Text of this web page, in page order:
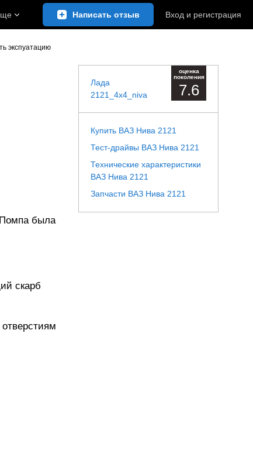
Написать отзыв Вход и регистрация
экспуатацию
Помпа была
скарб
Лада
2121_4x4_niva
оценка
поколения
7.6
Купить ВАЗ Нива 2121
Тест-драйвы ВАЗ Нива 2121
Технические характеристики
ВАЗ Нива 2121
Запчасти ВАЗ Нива 2121